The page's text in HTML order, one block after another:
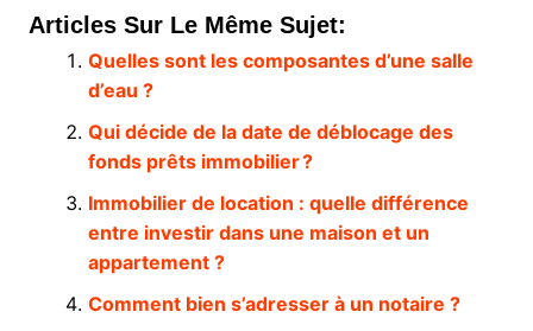
Articles Sur Le Même Sujet:
Quelles sont les composantes d’une salle
d’eau ?
Qui décide de la date de déblocage des
fonds prêts immobilier ?
Immobilier de location : quelle différence
entre investir dans une maison et un
appartement ?
Comment bien s’adresser à un notaire ?